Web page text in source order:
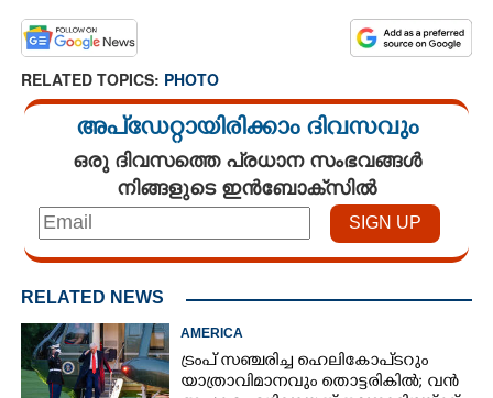
RELATED TOPICS: PHOTO
അപ്ഡേറ്റായിരിക്കാം ദിവസവും
ഒരു ദിവസത്തെ പ്രധാന സംഭവങ്ങൾ
നിങ്ങളുടെ ഇൻബോക്സിൽ
RELATED NEWS
AMERICA
ട്രംപ് സഞ്ചരിച്ച ഹെലികോപ്‌ടറും
യാത്രാവിമാനവും തൊട്ടരികിൽ; വൻ